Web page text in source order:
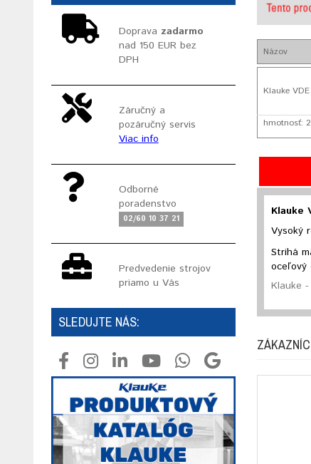
Doprava zadarmo
nad 150 EUR bez
DPH
Záručný a
pozáručný servis
Viac info
Odborné
poradenstvo
02/60 10 37 21
Predvedenie strojov
priamo u Vás
SLEDUJTE NÁS:
Názov
Klauke
hmotnosť:
Klauke
Vysoký
Strihá
oceľový
Klauke